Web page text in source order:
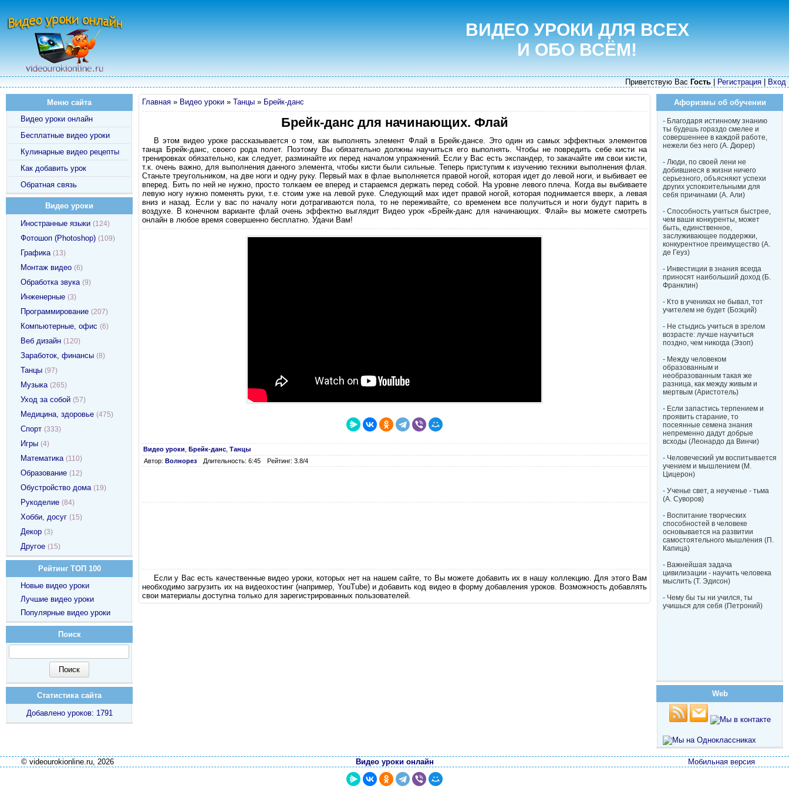
ВИДЕО УРОКИ ДЛЯ ВСЕХ
И ОБО ВСЁМ!
Приветствую Вас Гость Регистрация Вход
Главная » Видео уроки » Танцы » Брейк-данс
Брейк-данс для начинающих. Флай
В этом видео уроке рассказывается о том, как выполнять элемент Флай в Брейк-дансе. Это один из самых эффектных элементов
танца Брейк-данс, своего рода полет. Поэтому Вы обязательно должны научиться его выполнять. Чтобы не повредить себе кисти на
тренировках обязательно, как следует, разминайте их перед началом упражнений. Если у Вас есть экспандер, то закачайте им свои кисти,
т.к. очень важно, для выполнения данного элемента, чтобы кисти были сильные. Теперь приступим к изучению техники выполнения флая.
Станьте треугольником, на две ноги и одну руку. Первый мах в флае выполняется правой ногой, которая идет до левой ноги, и выбивает ее
вперед. Бить по ней не нужно, просто толкаем ее вперед и стараемся держать перед собой. На уровне левого плеча. Когда вы выбиваете
левую ногу нужно поменять руки, т.е. стоим уже на левой руке. Следующий мах идет правой ногой, которая поднимается вверх, а левая
вниз и назад. Если у вас по началу ноги дотрагиваются пола, то не переживайте, со временем все получиться и ноги будут парить в
воздухе. В конечном варианте флай очень эффектно выглядит Видео урок «Брейк-данс для начинающих. Флай» вы можете смотреть
онлайн в любое время совершенно бесплатно. Удачи Вам!
Видео уроки Брейк-данс Танцы
Автор: Волнорез Длительность: 6:45 Рейтинг: 3.8/4
Если у Вас есть качественные видео уроки, которых нет на нашем сайте, то Вы можете добавить их в нашу коллекцию. Для этого Вам
необходимо загрузить их на видеохостинг (например, YouTube) и добавить код видео в форму добавления уроков. Возможность добавлять
свои материалы доступна только для зарегистрированных пользователей.
Меню сайта
Видео уроки онлайн
Бесплатные видео уроки
Кулинарные видео рецепты
Как добавить урок
Обратная связь
Видео уроки
Иностранные языки (124)
Фотошоп (Photoshop) (109)
Графика (13)
Монтаж видео (6)
Обработка звука (9)
Инженерные (3)
Программирование (207)
Компьютерные, офис (6)
Веб дизайн (120)
Заработок, финансы (8)
Танцы (97)
Музыка (265)
Уход за собой (57)
Медицина, здоровье (475)
Спорт (333)
Игры (4)
Математика (110)
Образование (12)
Обустройство дома (19)
Рукоделие (84)
Хобби, досуг (15)
Декор (3)
Другое (15)
Рейтинг ТОП 100
Новые видео уроки
Лучшие видео уроки
Популярные видео уроки
Поиск
Статистика сайта
Добавлено уроков: 1791
Афоризмы об обучении
- Благодаря истинному знанию
ты будешь гораздо смелее и
совершеннее в каждой работе,
нежели без него (А. Дюрер)
- Люди, по своей лени не
добившиеся в жизни ничего
серьезного, объясняют успехи
других успокоительными для
себя причинами (А. Али)
- Способность учиться быстрее,
чем ваши конкуренты, может
быть, единственное,
заслуживающее поддержки,
конкурентное преимущество (А.
де Геуз)
- Инвестиции в знания всегда
приносят наибольший доход (Б.
Франклин)
- Кто в учениках не бывал, тот
учителем не будет (Боэций)
- Не стыдись учиться в зрелом
возрасте: лучше научиться
поздно, чем никогда (Эзоп)
- Между человеком
образованным и
необразованным такая же
разница, как между живым и
мертвым (Аристотель)
- Если запастись терпением и
проявить старание, то
посеянные семена знания
непременно дадут добрые
всходы (Леонардо да Винчи)
- Человеческий ум воспитывается
учением и мышлением (М.
Цицерон)
- Ученье свет, а неученье - тьма
(А. Суворов)
- Воспитание творческих
способностей в человеке
основывается на развитии
самостоятельного мышления (П.
Капица)
- Важнейшая задача
цивилизации - научить человека
мыслить (Т. Эдисон)
- Чему бы ты ни учился, ты
учишься для себя (Петроний)
Web
© videourokionline.ru, 2026 Мобильная версия
Видео уроки онлайн